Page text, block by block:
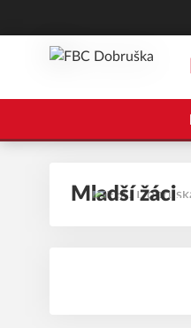
Mladší žáci